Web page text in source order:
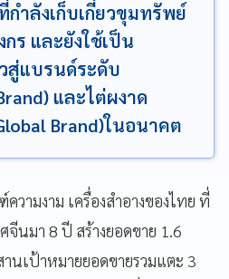
ำลังเก็บเกี่ยวขุมทรัพย์
ร และยังใช้เป็น
สู่แบรนด์ระดับ
และไต่ผงาด
Brand)ในอนาคต
ามงาม เครื่องสำอางของไทย ที่
นมา 8 ปี สร้างยอดขาย 1.6
เป้าหมายยอดขายรวมแตะ 3